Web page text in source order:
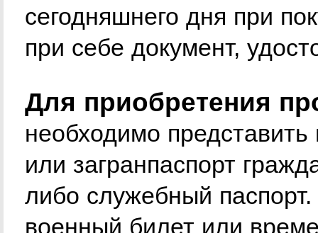
сегодняшнего дня при
при себе документ,
Для приобретения
необходимо
или загранпаспорт
либо служебный
военный билет или